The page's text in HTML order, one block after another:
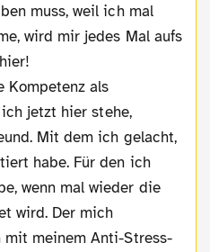
muss, weil ich mal
wird mir jedes Mal aufs
Kompetenz als
jetzt hier stehe,
Mit dem ich gelacht,
habe. Für den ich
wenn mal wieder die
wird. Der mich
mit meinem Anti-Stress-